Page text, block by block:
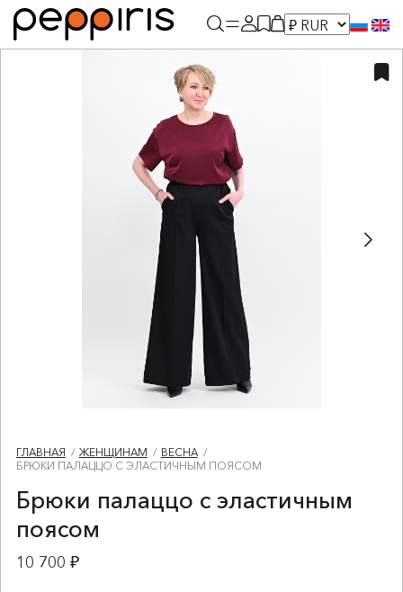
ГЛАВНАЯ ЖЕНЩИНАМ
ВЕСНА
БРЮКИ ПАЛАЦЦО С ЭЛАСТИЧНЫМ ПОЯСОМ
Брюки палаццо с эластичным
поясом
10 700 ₽